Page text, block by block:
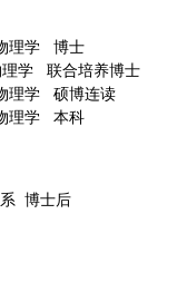
理学
博士
学
联合培养博士
理学
硕博连读
理学 本科
博士后